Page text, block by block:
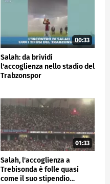
00:33
Salah: da brividi
l'accoglienza nello stadio del
Trabzonspor
01:33
Salah, l'accoglienza a
Trebisonda è folle quasi
come il suo stipendio…